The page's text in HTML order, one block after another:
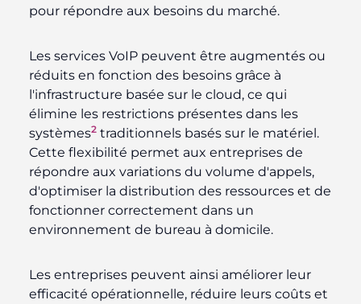
pour répondre aux besoins du marché.
Les services VoIP peuvent être augmentés ou
réduits en fonction des besoins grâce à
l'infrastructure basée sur le cloud, ce qui
élimine les restrictions présentes dans les
systèmes2 traditionnels basés sur le matériel.
Cette flexibilité permet aux entreprises de
répondre aux variations du volume d'appels,
d'optimiser la distribution des ressources et de
fonctionner correctement dans un
environnement de bureau à domicile.
Les entreprises peuvent ainsi améliorer leur
efficacité opérationnelle, réduire leurs coûts et